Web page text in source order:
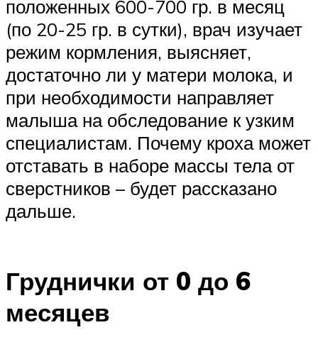
положенных 600-700 гр. в месяц
(по 20-25 гр. в сутки), врач изучает
режим кормления, выясняет,
достаточно ли у матери молока, и
при необходимости направляет
малыша на обследование к узким
специалистам. Почему кроха может
отставать в наборе массы тела от
сверстников – будет рассказано
дальше.
Груднички от 0 до 6
месяцев